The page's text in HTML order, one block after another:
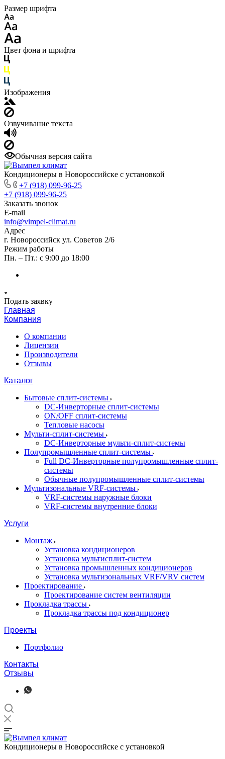
Размер шрифта
Цвет фона и шрифта
Изображения
Озвучивание текста
Обычная версия сайта
Кондиционеры в Новороссийске с установкой
+7 (918) 099-96-25
+7 (918) 099-96-25
Заказать звонок
E-mail
info@vimpel-climat.ru
Адрес
г. Новороссийск ул. Советов 2/6
Режим работы
Пн. – Пт.: с 9:00 до 18:00
Подать заявку
Главная
Компания
О компании
Лицензии
Производители
Отзывы
Каталог
Бытовые сплит-системы
DC-Инверторные сплит-системы
ON/OFF сплит-системы
Тепловые насосы
Мульти-сплит-системы
DC-Инверторные мульти-сплит-системы
Полупромышленные сплит-системы
Full DC-Инверторные полупромышленные сплит-
системы
Обычные полупромышленные сплит-системы
Мультизональные VRF-системы
VRF-системы наружные блоки
VRF-системы внутренние блоки
Услуги
Монтаж
Установка кондиционеров
Установка мультисплит-систем
Установка промышленных кондиционеров
Установка мультизональных VRF/VRV систем
Проектирование
Проектирование систем вентиляции
Прокладка трассы
Прокладка трассы под кондиционер
Проекты
Портфолио
Контакты
Отзывы
Кондиционеры в Новороссийске с установкой